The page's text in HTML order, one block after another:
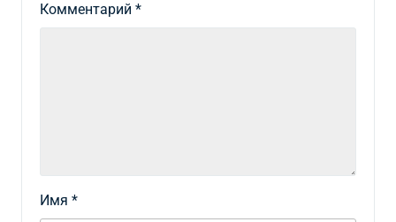
Комментарий *
Имя *